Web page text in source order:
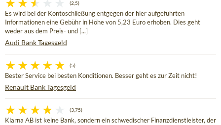
(2,5)
Es wird bei der Kontoschließung entgegen der hier aufgeführten
Informationen eine Gebühr in Höhe von 5,23 Euro erhoben. Dies geht
weder aus dem Preis- und [...]
Audi Bank Tagesgeld
(5)
Bester Service bei besten Konditionen. Besser geht es zur Zeit nicht!
Renault Bank Tagesgeld
(3,75)
Klarna AB ist keine Bank, sondern ein schwedischer Finanzdienstleister, der